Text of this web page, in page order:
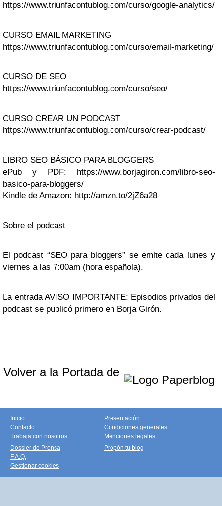
https://www.triunfacontublog.com/curso/google-analytics/
CURSO EMAIL MARKETING
https://www.triunfacontublog.com/curso/email-marketing/
CURSO DE SEO
https://www.triunfacontublog.com/curso/seo/
CURSO CREAR UN PODCAST
https://www.triunfacontublog.com/curso/crear-podcast/
LIBRO SEO BÁSICO PARA BLOGGERS
ePub y PDF: https://www.borjagiron.com/libro-seo-
basico-para-bloggers/
Kindle de Amazon: http://amzn.to/2jZ6a28
Sobre el podcast
El podcast “SEO para bloggers” se emite cada lunes y
viernes a las 7:00am (hora española).
La entrada AVISO IMPORTANTE: Episodios privados del
podcast se publicó primero en Borja Girón.
Volver a la Portada de
Inicio
Contacto
Trabaja con nosotros
Presentación
Condiciones generales
Menciones legales
Dossier de Prensa
F.A.Q.
Gestionar cookies
Propón tu blog